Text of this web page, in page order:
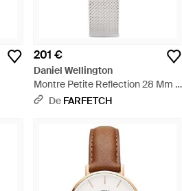
201 €
Daniel Wellington
Montre Petite Reflection 28 Mm -
GrisDe FARFETCH